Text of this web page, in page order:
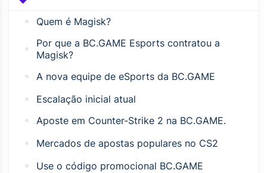
Quem é Magisk?
Por que a BC.GAME Esports contratou a
Magisk?
A nova equipe de eSports da BC.GAME
Escalação inicial atual
Aposte em Counter-Strike 2 na BC.GAME.
Mercados de apostas populares no CS2
Use o código promocional BC.GAME